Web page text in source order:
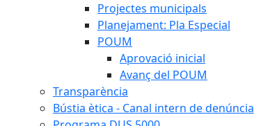
Projectes municipals
Planejament: Pla Especial
POUM
Aprovació inicial
Avanç del POUM
Transparència
Bústia ètica - Canal intern de denúncia